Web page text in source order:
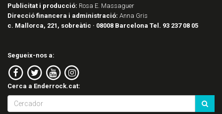
Publicitat i producció: Rosa E. Massaguer
Direcció financera i administració: Anna Gris
c. Mallorca, 221, sobreàtic · 08008 Barcelona Tel. 93 237 08 05
Segueix-nos a:
Cerca a Enderrock.cat: